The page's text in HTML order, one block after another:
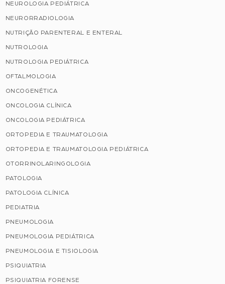
NEUROLOGIA PEDIÁTRICA
NEURORRADIOLOGIA
NUTRIÇÃO PARENTERAL E ENTERAL
NUTROLOGIA
NUTROLOGIA PEDIÁTRICA
OFTALMOLOGIA
ONCOGENÉTICA
ONCOLOGIA CLÍNICA
ONCOLOGIA PEDIÁTRICA
ORTOPEDIA E TRAUMATOLOGIA
ORTOPEDIA E TRAUMATOLOGIA PEDIÁTRICA
OTORRINOLARINGOLOGIA
PATOLOGIA
PATOLOGIA CLÍNICA
PEDIATRIA
PNEUMOLOGIA
PNEUMOLOGIA PEDIÁTRICA
PNEUMOLOGIA E TISIOLOGIA
PSIQUIATRIA
PSIQUIATRIA FORENSE